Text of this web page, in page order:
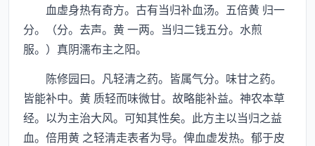
血虚身热有奇方。古有当归补血汤。五倍黄 归一
分。（分。去声。黄 一两。当归二钱五分。水煎
服。）真阴濡布主之阳。
陈修园曰。凡轻清之药。皆属气分。味甘之药。
皆能补中。黄 质轻而味微甘。故略能补益。神农本草
经。以为主治大风。可知其性矣。此方主以当归之益
血。倍用黄 之轻清走表者为导。俾血虚发热。郁于皮